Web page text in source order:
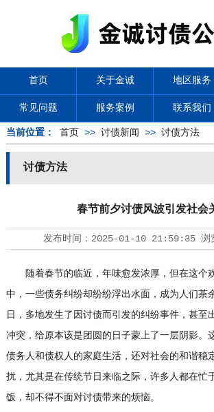
首页 关于金诚 地区服务
常见问题 服务案例 联系我们
当前位置： 首页 >> 讨债新闻 >> 讨债方法
讨债方法
春节前夕讨债风波引发社会
发布时间： 2025-01-10 21:59:35浏
随着春节的临近，年味愈发浓厚，但在这个
中，一些债务纠纷却纷纷浮出水面，成为人们茶
日，多地发生了因讨债而引发的纠纷事件，甚至
冲突，给原本该是团圆的日子蒙上了一层阴影。
债务人和债权人的家庭生活，还对社会的和谐稳
扰，尤其是在传统节日来临之际，许多人都在忙
饭，却不得不面对讨债带来的烦恼。